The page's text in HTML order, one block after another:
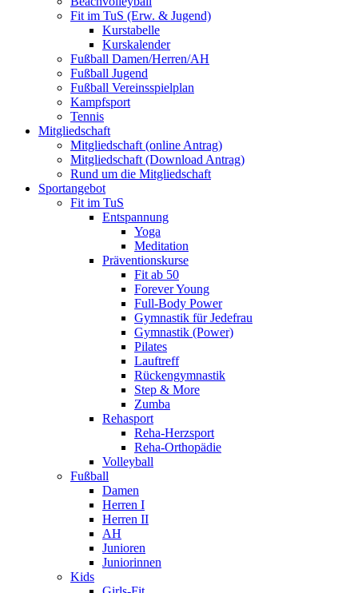
Fit im TuS (Erw. & Jugend)
Kurstabelle
Kurskalender
Fußball Damen/Herren/AH
Fußball Jugend
Fußball Vereinsspielplan
Kampfsport
Tennis
Mitgliedschaft
Mitgliedschaft (online Antrag)
Mitgliedschaft (Download Antrag)
Rund um die Mitgliedschaft
Sportangebot
Fit im TuS
Entspannung
Yoga
Meditation
Präventionskurse
Fit ab 50
Forever Young
Full-Body Power
Gymnastik für Jedefrau
Gymnastik (Power)
Pilates
Lauftreff
Rückengymnastik
Step & More
Zumba
Rehasport
Reha-Herzsport
Reha-Orthopädie
Volleyball
Fußball
Damen
Herren I
Herren II
AH
Junioren
Juniorinnen
Kids